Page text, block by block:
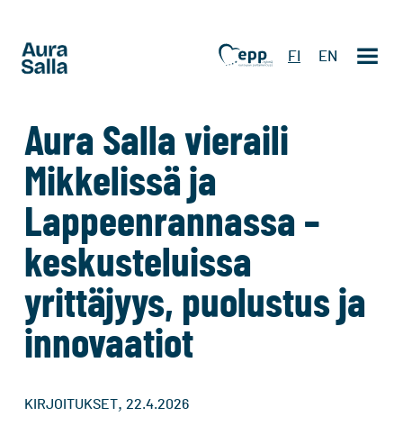
FI EN
Aura Salla vieraili
Mikkelissä ja
Lappeenrannassa –
keskusteluissa
yrittäjyys, puolustus ja
innovaatiot
KIRJOITUKSET, 22.4.2026